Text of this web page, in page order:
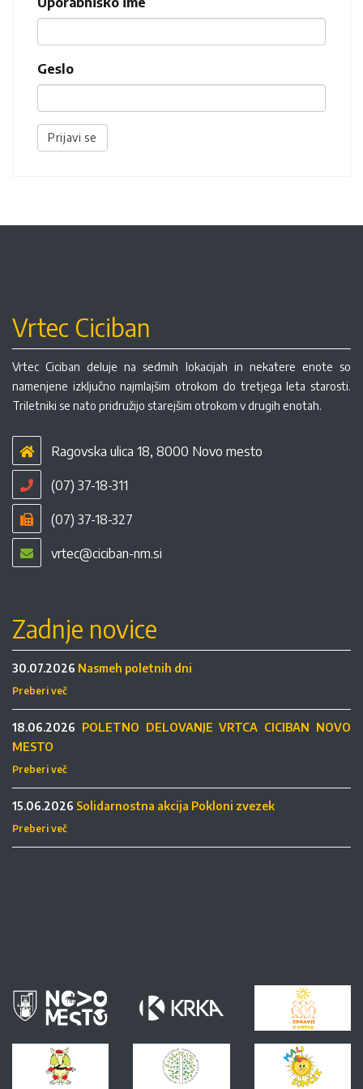
Geslo
Prijavi se
Vrtec Ciciban
Vrtec Ciciban deluje na sedmih lokacijah in nekatere enote so
namenjene izključno najmlajšim otrokom do tretjega leta starosti.
Triletniki se nato pridružijo starejšim otrokom v drugih enotah.
Ragovska ulica 18, 8000 Novo mesto
(07) 37-18-311
(07) 37-18-327
vrtec@ciciban-nm.si
Zadnje novice
30.07.2026 Nasmeh poletnih dni
Preberi več
18.06.2026 POLETNO DELOVANJE VRTCA CICIBAN NOVO
MESTO
Preberi več
15.06.2026 Solidarnostna akcija Pokloni zvezek
Preberi več